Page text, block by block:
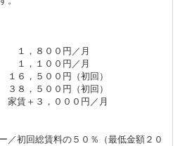
１，８００円／月
１００円／月
００円（初回）
８，５００円（初回）
＋３，０００円／月
／初回総賃料の５０％（最低金額２０